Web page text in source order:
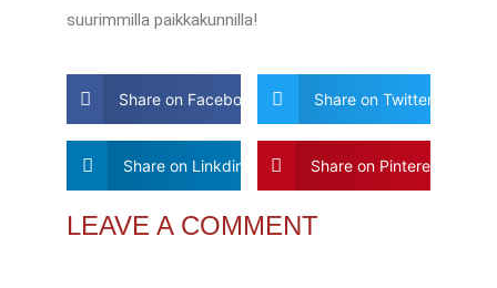
suurimmilla paikkakunnilla!
Share on Facebook Share on Twitter
Share on Linkdin Share on Pinterest
LEAVE A COMMENT